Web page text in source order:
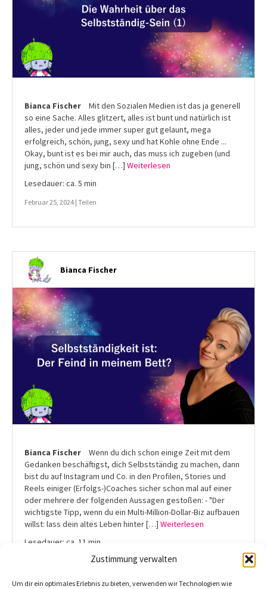
Zustimmung verwalten
Um dir ein optimales Erlebnis zu bieten, verwenden wir Technologien wie
Bianca Fischer
Mit den Sozialen Medien ist das ja generell
so eine Sache. Alles glitzert, alles ist bunt und natürlich ist
alles, jeder und jede immer super gut gelaunt, mega
erfolgreich, schön, jung, sexy und hat Kohle ohne Ende ...
Okay, bunt ist es bei mir auch, das muss ich zugeben (und
jung, schön und sexy bin […] Weiterlesen
Lesedauer: ca. 5 min
Februar 25, 2024 | Teilen
Bianca Fischer
Bianca Fischer
Wenn du dich schon einige Zeit mit dem
Gedanken beschäftigst, dich Selbstständig zu machen, dann
bist du auf Instagram und Co. in den Profilen, Stories und
Reels einiger (Erfolgs-)Coaches sicher schon mal auf einer
oder mehrere der folgenden Aussagen gestoßen: - "Der
wichtigste Tipp, wenn du ein Multi-Million-Dollar-Biz aufbauen
willst: lass dein altes Leben hinter […] Weiterlesen
Lesedauer: ca. 11 min
Teilen